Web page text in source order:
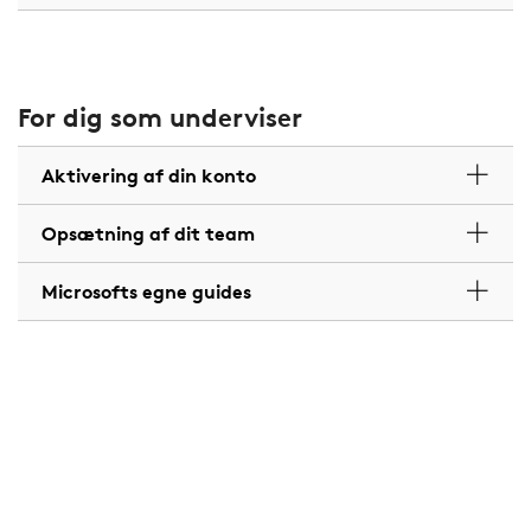
For dig som underviser
Aktivering af din konto
Opsætning af dit team
Microsofts egne guides